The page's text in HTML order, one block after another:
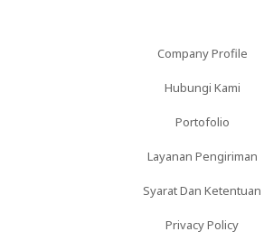
Company Profile
Hubungi Kami
Portofolio
Layanan Pengiriman
Syarat Dan Ketentuan
Privacy Policy